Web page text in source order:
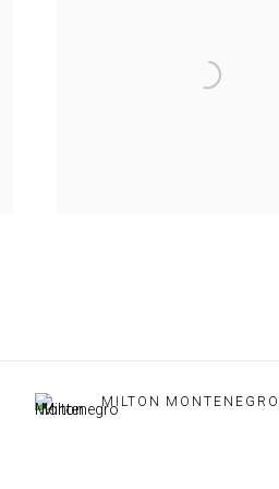
MILTON MONTENEGRO